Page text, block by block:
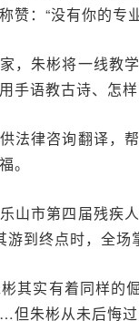
赞：“没有你的专
，朱彬将一线教
手语教古诗、
法律咨询翻译，
。
山市第四届残疾
到终点时，全
其实有着同样的
朱彬从未后悔